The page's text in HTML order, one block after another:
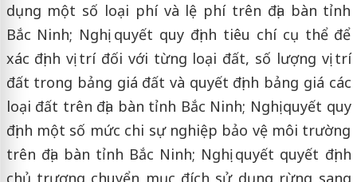
dụng một số loại phí và lệ phí trên địa bàn tỉnh
Bắc Ninh; Nghị quyết quy định tiêu chí cụ thể để
xác định vị trí đối với từng loại đất, số lượng vị trí
đất trong bảng giá đất và quyết định bảng giá các
loại đất trên địa bàn tỉnh Bắc Ninh; Nghị quyết quy
định một số mức chi sự nghiệp bảo vệ môi trường
trên địa bàn tỉnh Bắc Ninh; Nghị quyết quyết định
chủ trương chuyển mục đích sử dụng rừng sang